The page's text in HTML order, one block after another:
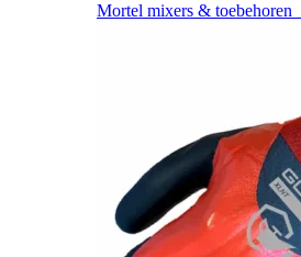
Mortel mixers & toebehoren